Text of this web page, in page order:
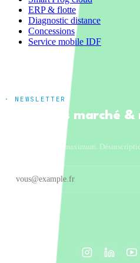
ERP & flotte
Diagnostic distance
Concessions
Service mobile IDF
· NEWSLETTER
Tendances marché
Un email par mois maximum.